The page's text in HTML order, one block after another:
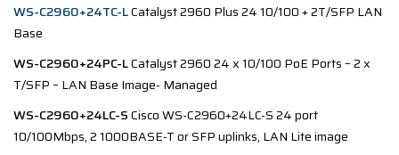
WS-C2960+24TC-LCatalyst 2960 Plus 24 10/100 + 2T/SFP LAN
Base​
WS-C2960+24PC-LCatalyst 2960 24 x 10/100 PoE Ports – 2 x
T/SFP – LAN Base Image- Managed
WS-C2960+24LC-SCisco WS-C2960+24LC-S 24 port
10/100Mbps, 2 1000BASE-T or SFP uplinks, LAN Lite image